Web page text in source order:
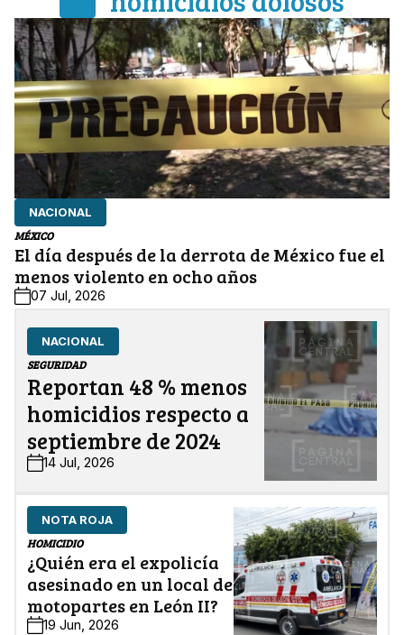
NACIONAL
MÉXICO
El día después de la derrota de México fue el
menos violento en ocho años
07 Jul, 2026
NACIONAL
SEGURIDAD
Reportan 48 % menos
homicidios respecto a
septiembre de 2024
14 Jul, 2026
NOTA ROJA
HOMICIDIO
¿Quién era el expolicía
asesinado en un local de
motopartes en León II?
19 Jun, 2026